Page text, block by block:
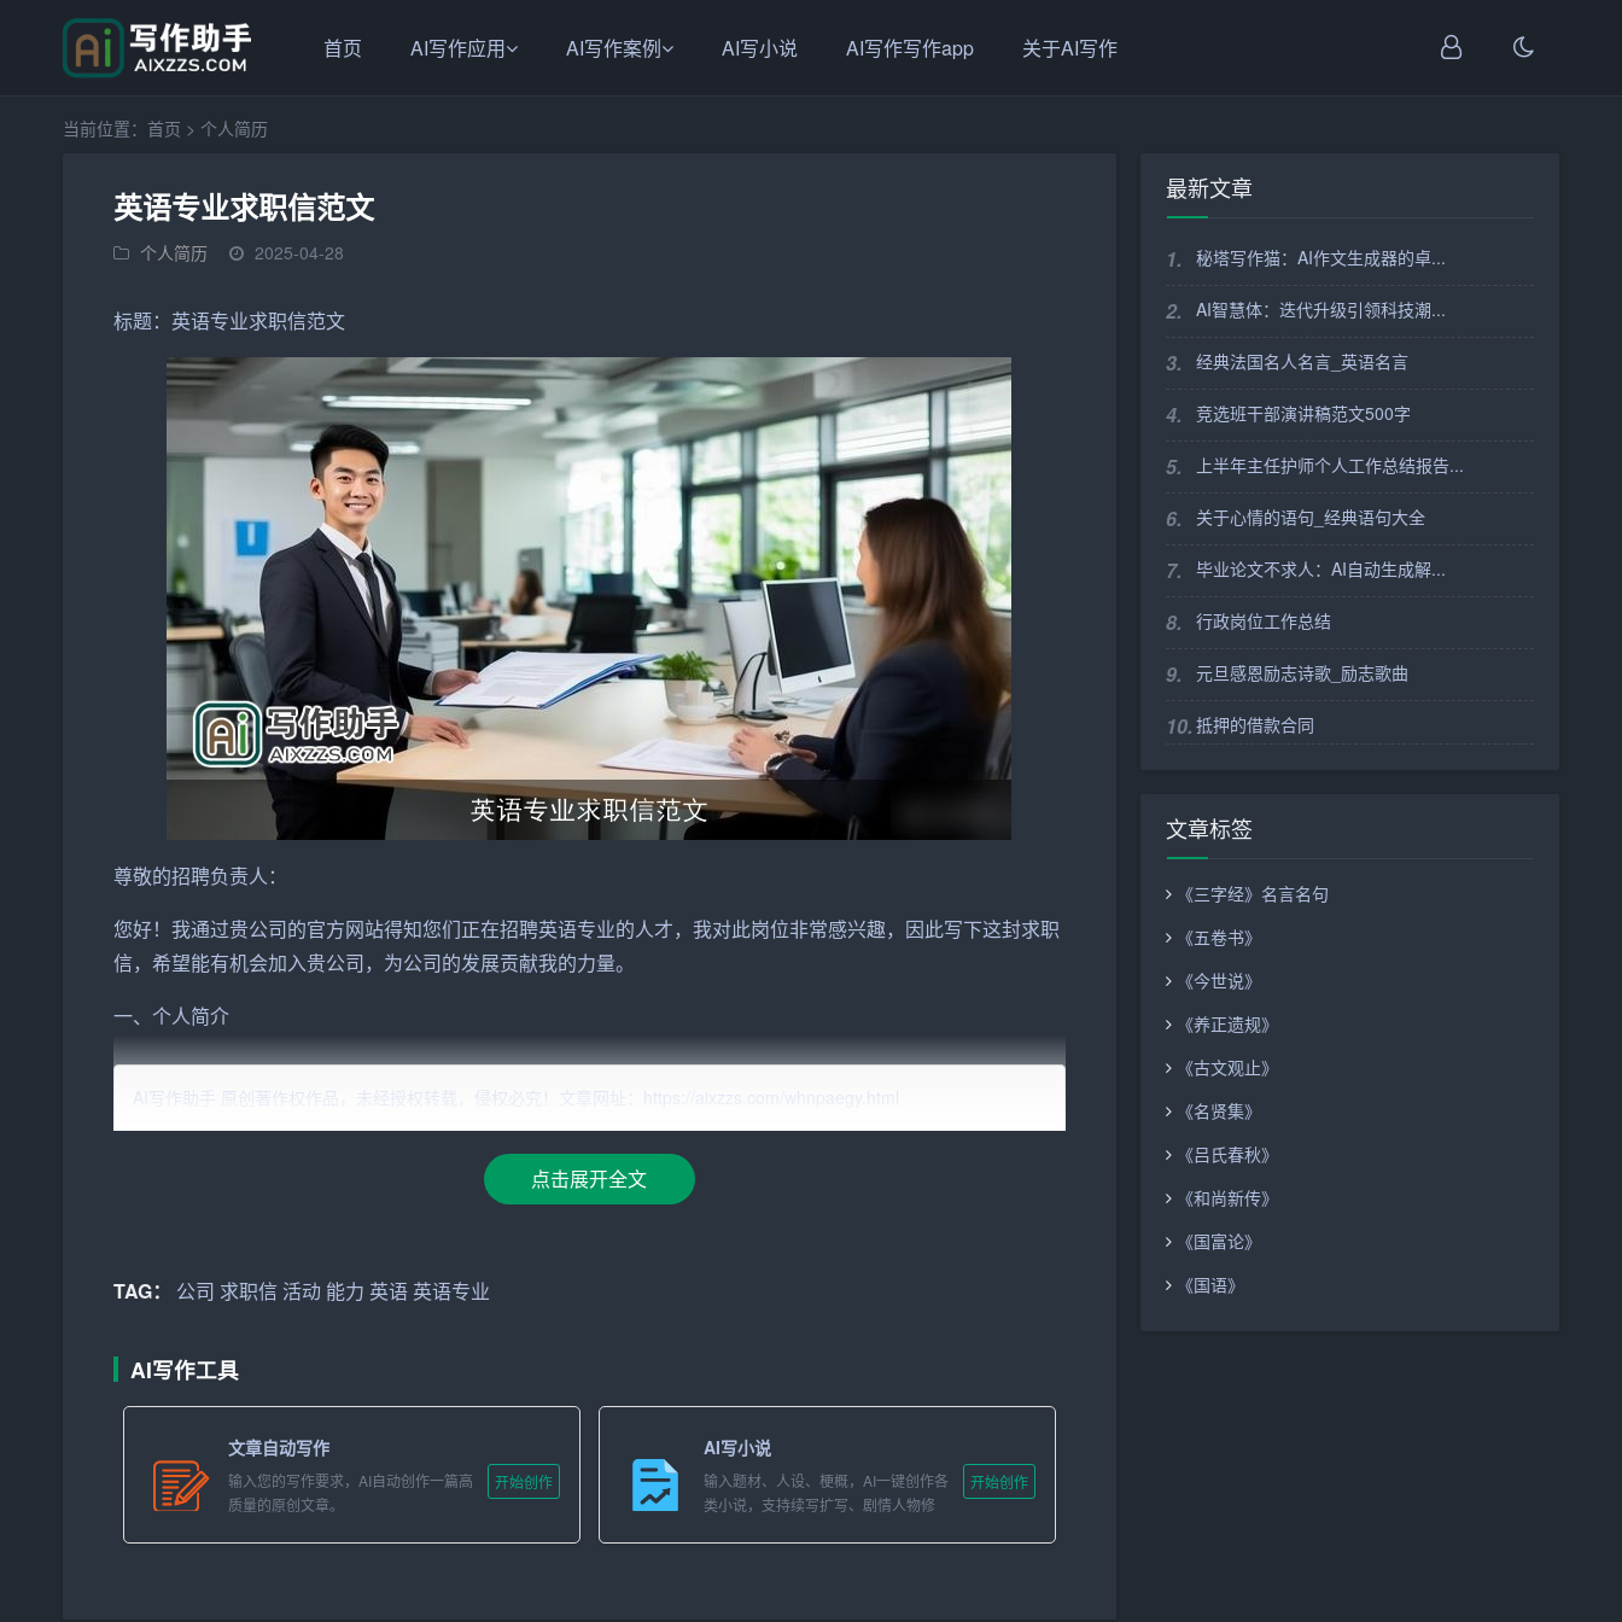
首页 AI写作应用 AI写作案例 AI写小说 AI写作写作app 关于AI写作
当前位置： 首页 > 个人简历
英语专业求职信范文
个人简历 2025-04-28
标题： 英语专业求职信范文
尊敬的招聘负责人：
您好！我通过贵公司的官方网站得知您们正在招聘英语专业的人才，我对此岗位非常感兴趣，因此写下这封求职
信，希望能有机会加入贵公司，为公司的发展贡献我的力量。
一、个人简介
我叫李明，毕业于我国一所知名大学，主修英语专业。在校期间，我积极参与各类英语实践活动，不断提高自己
的英语水平。以下是我的个人优势和特长：
1. 英语水平：具备扎实的英语基础，通过CET-6考试，具有良好的听说读写
2. 学术成绩：大学期间，成绩优异，多次获得奖学金。
二、求职意向
1. 提升英语水平：通过实际工作，不断提高自己的英语水平，为公司的国际业务发展贡献力量。
AI写作助手 原创著作权作品，未经授权转载，侵权必究！文章网址：https://aixzzs.com/whnpaegy.html
点击展开全文
TAG： 公司 求职信 活动 能力 英语 英语专业
AI写作工具
文章自动写作
输入您的写作要求，AI自动创作一篇高
质量的原创文章。
开始创作
AI写小说
输入题材、人设、梗概，AI一键创作各
类小说，支持续写扩写、剧情人物修
开始创作
最新文章
1. 秘塔写作猫：AI作文生成器的卓...
2. AI智慧体：迭代升级引领科技潮...
3. 经典法国名人名言_英语名言
4. 竞选班干部演讲稿范文500字
5. 上半年主任护师个人工作总结报告...
6. 关于心情的语句_经典语句大全
7. 毕业论文不求人：AI自动生成解...
8. 行政岗位工作总结
9. 元旦感恩励志诗歌_励志歌曲
10. 抵押的借款合同
文章标签
《三字经》名言名句
《五卷书》
《今世说》
《养正遗规》
《古文观止》
《名贤集》
《吕氏春秋》
《和尚新传》
《国富论》
《国语》